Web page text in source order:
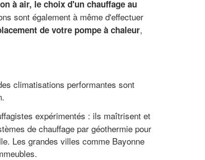
à air, le choix d'un chauffage au
sont également à même d'effectuer
de votre pompe à chaleur,
climatisations performantes sont
expérimentés : ils maîtrisent et
de chauffage par géothermie pour
Les grandes villes comme Bayonne